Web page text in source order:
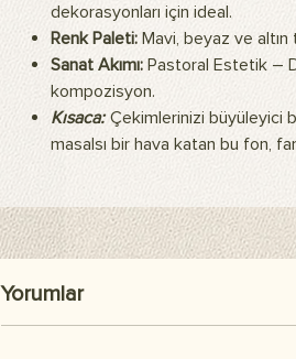
dekorasyonları için ideal.
Renk Paleti: Mavi, beyaz ve altın
Sanat Akımı: Pastoral Estetik –
kompozisyon.
Kısaca:Çekimlerinizi büyüleyici
masalsı bir hava katan bu fon,
Yorumlar